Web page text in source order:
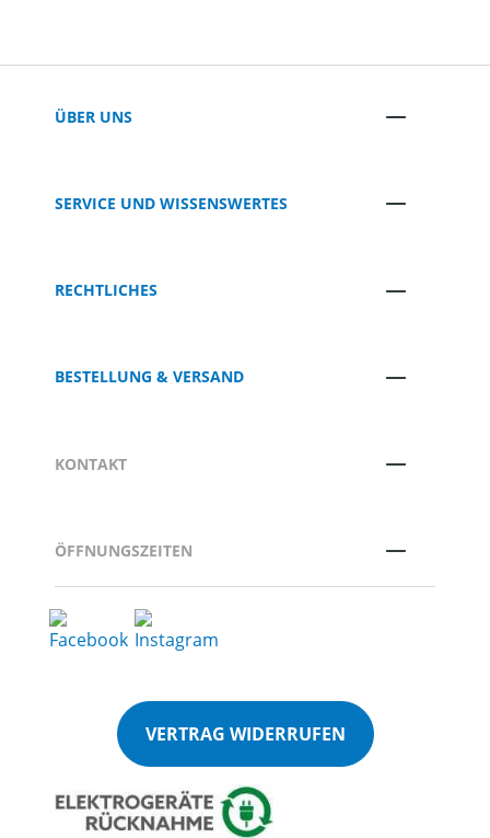
ÜBER UNS
SERVICE UND WISSENSWERTES
RECHTLICHES
BESTELLUNG & VERSAND
KONTAKT
ÖFFNUNGSZEITEN
VERTRAG WIDERRUFEN